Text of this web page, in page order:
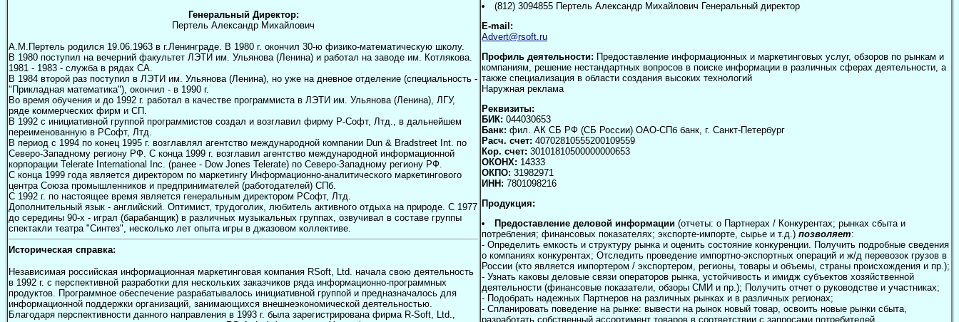
Генеральный Директор:
Пертель Александр Михайлович
А.М.Пертель родился 19.06.1963 в г.Ленинграде. В 1980 г. окончил 30-ю физико-математическую школу.
В 1980 поступил на вечерний факультет ЛЭТИ им. Ульянова (Ленина) и работал на заводе им. Котлякова.
1981 - 1983 - служба в рядах СА.
В 1984 второй раз поступил в ЛЭТИ им. Ульянова (Ленина), но уже на дневное отделение (специальность -
"Прикладная математика"), окончил - в 1990 г.
Во время обучения и до 1992 г. работал в качестве программиста в ЛЭТИ им. Ульянова (Ленина), ЛГУ,
ряде коммерческих фирм и СП.
В 1992 с инициативной группой программистов создал и возглавил фирму Р-Софт, Лтд., в дальнейшем
переименованную в РСофт, Лтд.
В период с 1994 по конец 1995 г. возглавлял агентство международной компании Dun & Bradstreet Int. по
Северо-Западному региону РФ. С конца 1999 г. возглавил агентство международной информационной
корпорации Telerate International Inc. (ранее - Dow Jones Telerate) по Северо-Западному региону РФ.
С конца 1999 года является директором по маркетингу Информационно-аналитического маркетингового
центра Союза промышленников и предпринимателей (работодателей) СПб.
С 1992 г. по настоящее время является генеральным директором РСофт, Лтд.
Дополнительный язык - английский. Оптимист, трудоголик, любитель активного отдыха на природе. С 1977
до середины 90-х - играл (барабанщик) в различных музыкальных группах, озвучивал в составе группы
спектакли театра "Синтез", несколько лет опыта игры в джазовом коллективе.
Историческая справка:
Независимая российская информационная маркетинговая компания RSoft, Ltd. начала свою деятельность
в 1992 г. с перспективной разработки для нескольких заказчиков ряда информационно-программных
продуктов. Программное обеспечение разрабатывалось инициативной группой и предназначалось для
информационной поддержки организаций, занимающихся внешнеэкономической деятельностью.
Благодаря перспективности данного направления в 1993 г. была зарегистрирована фирма R-Soft, Ltd.,
(812) 3094855 Пертель Александр Михайлович Генеральный директор
E-mail:
Advert@rsoft.ru
Профиль деятельности: Предоставление информационных и маркетинговых услуг, обзоров по рынкам и
компаниям, решение нестандартных вопросов в поиске информации в различных сферах деятельности, а
также специализация в области создания высоких технологий
Наружная реклама
Реквизиты:
БИК: 044030653
Банк: фил. АК СБ РФ (СБ России) ОАО-СПб банк, г. Санкт-Петербург
Расч. счет: 40702810555200109559
Кор. счет: 30101810500000000653
ОКОНХ: 14333
ОКПО: 31982971
ИНН: 7801098216
Продукция:
Предоставление деловой информации (отчеты: о Партнерах / Конкурентах; рынках сбыта и
потребления; финансовых показателях; экспорте-импорте, сырье и т.д.) позволяет:
- Определить емкость и структуру рынка и оценить состояние конкуренции. Получить подробные сведения
о компаниях конкурентах; Отследить проведение импортно-экспортных операций и ж/д перевозок грузов в
России (кто является импортером / экспортером, регионы, товары и объемы, страны происхождения и пр.);
- Узнать каковы деловые связи операторов рынка, устойчивость и имидж субъектов хозяйственной
деятельности (финансовые показатели, обзоры СМИ и пр.); Получить отчет о руководстве и участниках;
- Подобрать надежных Партнеров на различных рынках и в различных регионах;
- Спланировать поведение на рынке: вывести на рынок новый товар, освоить новые рынки сбыта,
разработать собственный ассортимент товаров в соответствии с запросами потребителей.